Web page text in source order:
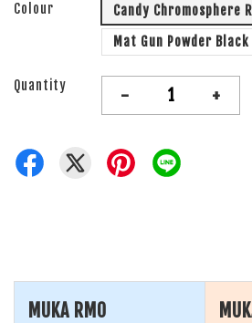
Colour
Candy Chromosphere
Mat Gun Powder
Quantity - +
MUKA RM0